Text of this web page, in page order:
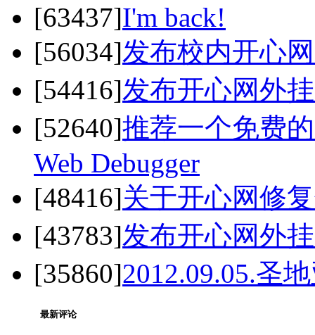
[63437]I'm back!
[56034]发布校内开心
[54416]发布开心网外
[52640]推荐一个免费
Web Debugger
[48416]关于开心网修
[43783]发布开心网外
[35860]2012.09.05.圣
最新评论